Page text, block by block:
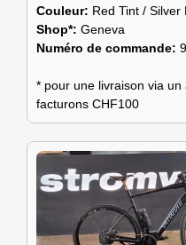
Couleur: Red Tint / Silver
Shop*: Geneva
Numéro de commande:
* pour une livraison via
facturons CHF100